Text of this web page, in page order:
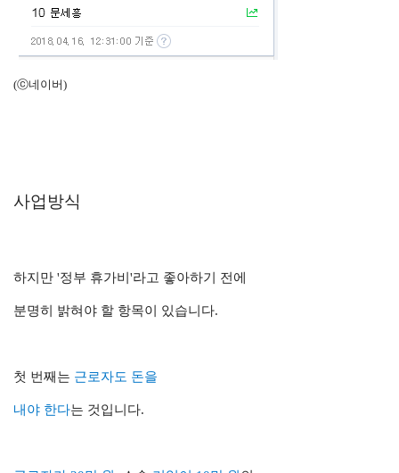
(ⓒ네이버)
사업방식
하지만 '정부 휴가비'라고 좋아하기 전에
분명히 밝혀야 할 항목이 있습니다.
첫 번째는 근로자도 돈을
내야 한다는 것입니다.